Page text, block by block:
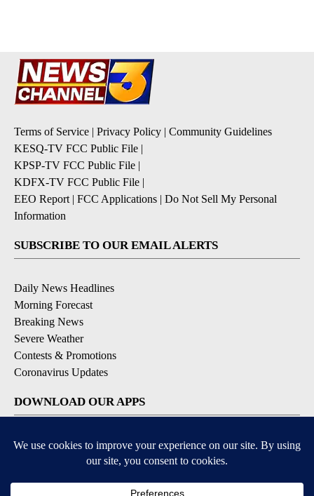
Terms of Service | Privacy Policy | Community Guidelines
KESQ-TV FCC Public File |
KPSP-TV FCC Public File |
KDFX-TV FCC Public File |
EEO Report | FCC Applications | Do Not Sell My Personal
Information
SUBSCRIBE TO OUR EMAIL ALERTS
Daily News Headlines
Morning Forecast
Breaking News
Severe Weather
Contests & Promotions
Coronavirus Updates
DOWNLOAD OUR APPS
Available for iOS and Android